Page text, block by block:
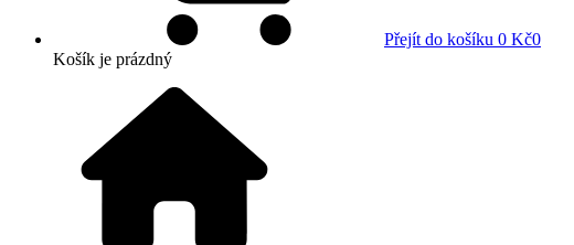
Přejít do košíku 0 Kč0
Košík je prázdný